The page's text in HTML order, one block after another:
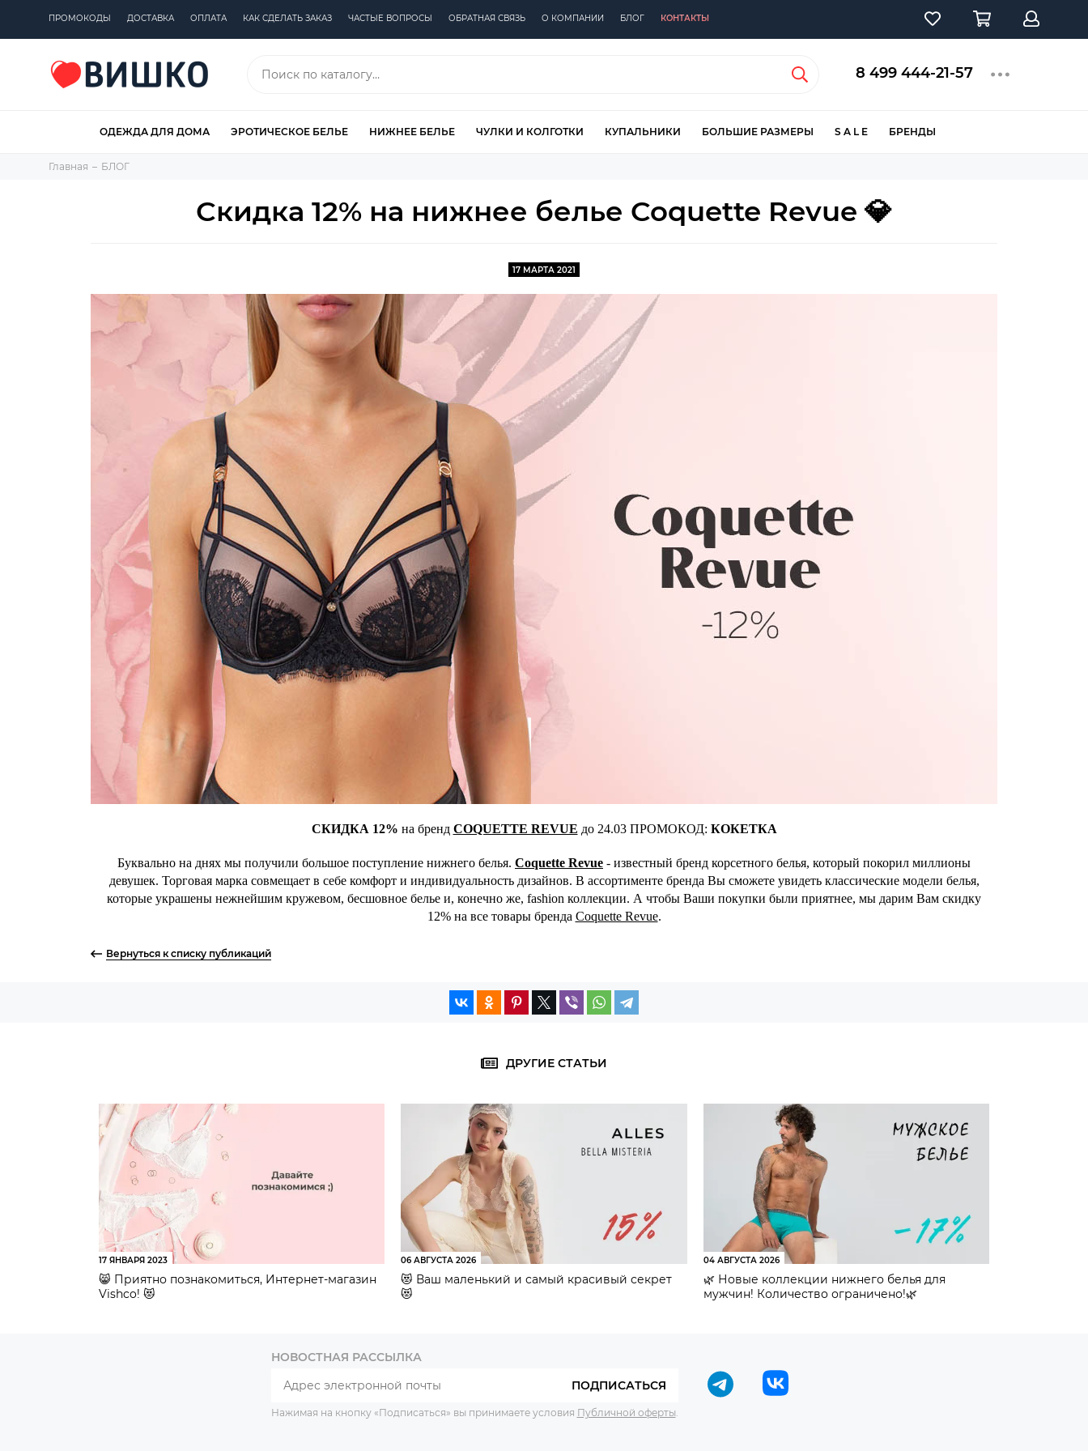
ПРОМОКОДЫ ДОСТАВКА ОПЛАТА КАК СДЕЛАТЬ ЗАКАЗ ЧАСТЫЕ ВОПРОСЫ ОБРАТНАЯ СВЯЗЬ О КОМПАНИИ БЛОГ КОНТАКТЫ
8 499 444-21-57
ОДЕЖДА ДЛЯ ДОМА ЭРОТИЧЕСКОЕ БЕЛЬЕ НИЖНЕЕ БЕЛЬЕ ЧУЛКИ И КОЛГОТКИ КУПАЛЬНИКИ БОЛЬШИЕ РАЗМЕРЫ S A L E БРЕНДЫ
Главная БЛОГ
Скидка 12% на нижнее белье Coquette Revue 💎
17 МАРТА 2021
СКИДКА 12% на бренд COQUETTE REVUE до 24.03 ПРОМОКОД: КОКЕТКА
Буквально на днях мы получили большое поступление нижнего белья. Coquette Revue - известный бренд корсетного белья, который покорил миллионы
девушек. Торговая марка совмещает в себе комфорт и индивидуальность дизайнов. В ассортименте бренда Вы сможете увидеть классические модели белья,
которые украшены нежнейшим кружевом, бесшовное белье и, конечно же, fashion коллекции. А чтобы Ваши покупки были приятнее, мы дарим Вам скидку
12% на все товары бренда Coquette Revue.
Вернуться к списку публикаций
ДРУГИЕ СТАТЬИ
17 ЯНВАРЯ 2023
😸 Приятно познакомиться, Интернет-магазин
Vishco! 😻
06 АВГУСТА 2026
😻 Ваш маленький и самый красивый секрет
😻
04 АВГУСТА 2026
🌿 Новые коллекции нижнего белья для
мужчин! Количество ограничено!🌿
НОВОСТНАЯ РАССЫЛКА
ПОДПИСАТЬСЯ
Нажимая на кнопку «Подписаться» вы принимаете условия Публичной оферты